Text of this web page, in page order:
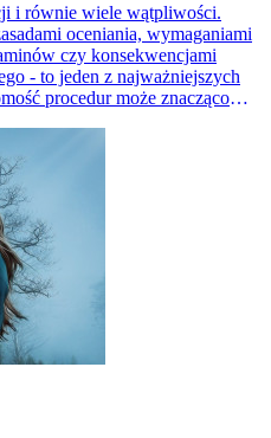
i równie wiele wątpliwości.
oceniania, wymaganiami
czy konsekwencjami
- to jeden z najważniejszych
procedur może znacząco
na nie prostych, rzetelnych